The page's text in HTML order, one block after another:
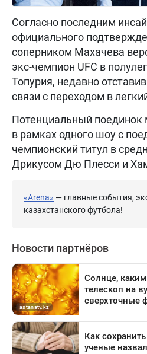
Согласно последним
официального
соперником Махачева
экс-чемпион UFC в
Топурия, недавно
связи с переходом в
Потенциальный поединок
в рамках одного шоу с
чемпионский титул в
Дрикусом Дю Плесси и
«Arena» — главные события,
казахстанского футбола!